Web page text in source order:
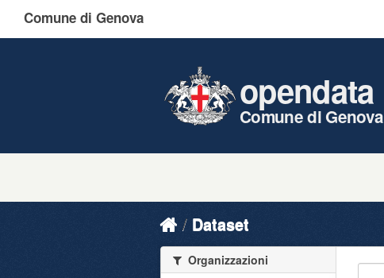
Comune di Genova
opendata
Comune di Genova
Dataset
Organizzazioni